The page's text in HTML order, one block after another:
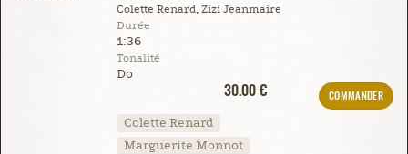
Colette Renard, Zizi Jeanmaire
Durée
1:36
Tonalité
Do
30.00 €
COMMANDER
Colette Renard
Marguerite Monnot